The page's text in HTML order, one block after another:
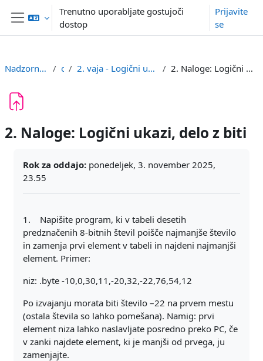
Preskoči na glavno vsebino
Stransko polje
Trenutno uporabljate gostujoči
dostop
Prijavite
se
Nadzorna plošča or 2. vaja - Logični ukazi, delo z biti 2. Naloge: Logični ukazi, delo z biti
2. Naloge: Logični ukazi, delo z biti
Rok za oddajo: ponedeljek, 3. november 2025,
23.55
1. Napišite program, ki v tabeli desetih
predznačenih 8-bitnih števil poišče najmanjše število
in zamenja prvi element v tabeli in najdeni najmanjši
element. Primer:
niz: .byte -10,0,30,11,-20,32,-22,76,54,12
Po izvajanju morata biti število –22 na prvem mestu
(ostala števila so lahko pomešana). Namig: prvi
element niza lahko naslavljate posredno preko PC, če
v zanki najdete element, ki je manjši od prvega, ju
zamenjajte.